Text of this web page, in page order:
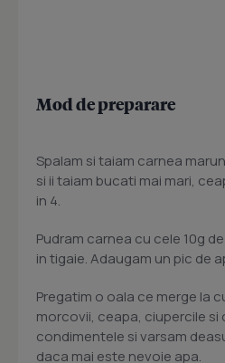
Mod de preparare
Spalam si taiam carnea
si ii taiam bucati mai mari,
in 4.
Pudram carnea cu cele 10g
in tigaie. Adaugam un pic de
Pregatim o oala ce merge la
morcovii, ceapa, ciupercile si
condimentele si varsam
daca mai este nevoie apa.